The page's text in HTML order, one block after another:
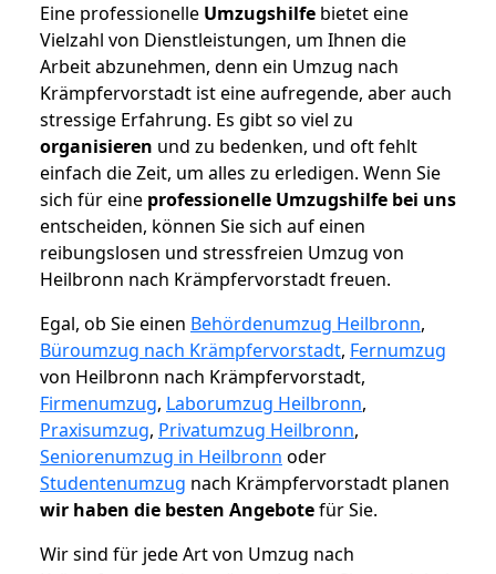
Eine professionelle Umzugshilfe bietet eine
Vielzahl von Dienstleistungen, um Ihnen die
Arbeit abzunehmen, denn ein Umzug nach
Krämpfervorstadt ist eine aufregende, aber auch
stressige Erfahrung. Es gibt so viel zu
organisieren und zu bedenken, und oft fehlt
einfach die Zeit, um alles zu erledigen. Wenn Sie
sich für eine professionelle Umzugshilfe bei uns
entscheiden, können Sie sich auf einen
reibungslosen und stressfreien Umzug von
Heilbronn nach Krämpfervorstadt freuen.
Egal, ob Sie einen Behördenumzug Heilbronn,
Büroumzug nach Krämpfervorstadt, Fernumzug
von Heilbronn nach Krämpfervorstadt,
Firmenumzug, Laborumzug Heilbronn,
Praxisumzug, Privatumzug Heilbronn,
Seniorenumzug in Heilbronn oder
Studentenumzug nach Krämpfervorstadt planen
wir haben die besten Angebotefür Sie.
Wir sind für jede Art von Umzug nach